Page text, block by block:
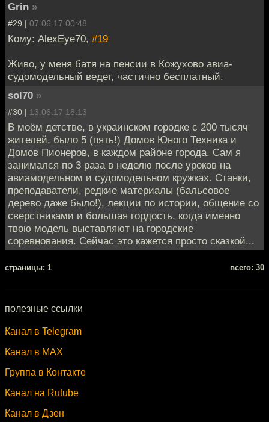
Grin »
#29 | 07.06.17 00:48
Кому: AlexEye70, #19
Живо, у меня батя на пенсии в Кожухово авиа-
судомодельный ведет, частично бесплатный.
sol70 »
#30 | 13.06.17 18:13
В моём детстве, в украинском городке с 200 тысяч
жителей, было 5 (пять!) Домов Юного Техника и
Домов Пионеров, в каждом районе города. Сам я
занимался по 3 раза в неделю после уроков на
авиамодельном и судомодельном кружках. Станки,
преподаватели, редкие материалы (бальсовое
дерево даже было!), лекции по истории, общение со
сверстниками и большая гордость, когда именно
твою модель выставляют на городские
соревнования. Сейчас это кажется просто сказкой...
cтраницы: 1 всего: 30
полезные ссылки
Канал в Telegram
Канал в MAX
Группа в Контакте
Канал на Rutube
Канал в Дзен